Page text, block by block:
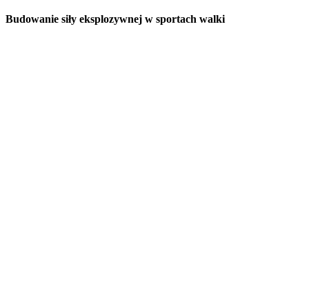
Budowanie siły eksplozywnej w sportach walki